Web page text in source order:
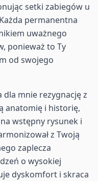
setki zabiegów u
permanentna
uważnego
ponieważ to Ty
od swojego
mnie rezygnację z
anatomię i historię,
wstępny rysunek i
z Twoją
zaplecza
o wysokiej
dyskomfort i skraca